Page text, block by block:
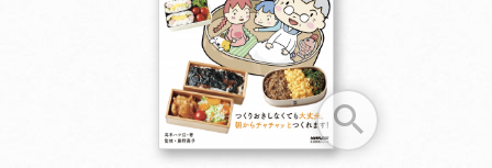
お支払いに進む
他にも商品を買う